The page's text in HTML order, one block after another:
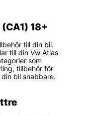
18+
till din bil.
till din Vw Atlas
som
tillbehör för
bil snabbare.